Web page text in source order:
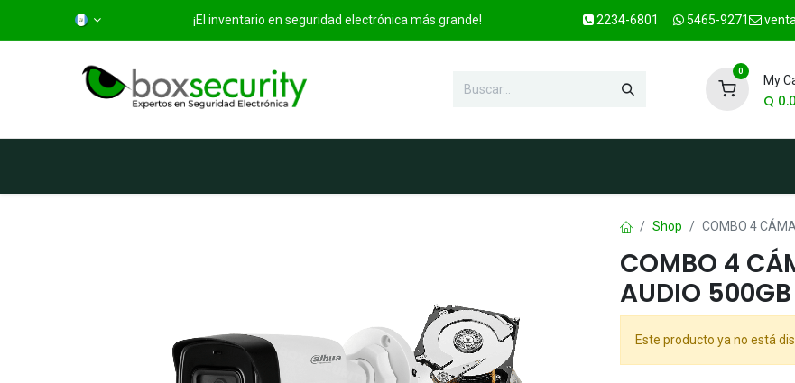
¡El inventario en seguridad electrónica más grande! 2234-6801 5465-9271
0
My
Q
Shop COMBO 4
COMBO 4
AUDIO 500GB
Este producto ya no está